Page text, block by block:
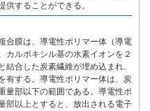
することができる。
合膜は、導電性ポリマー体（導電
カルボキシル基の水素イオンを２
合した炭素繊維が埋め込まれ、
有する。導電性ポリマー体は、炭
量部以下の範囲である。導電性ポ
部以上とすると、放出される電子